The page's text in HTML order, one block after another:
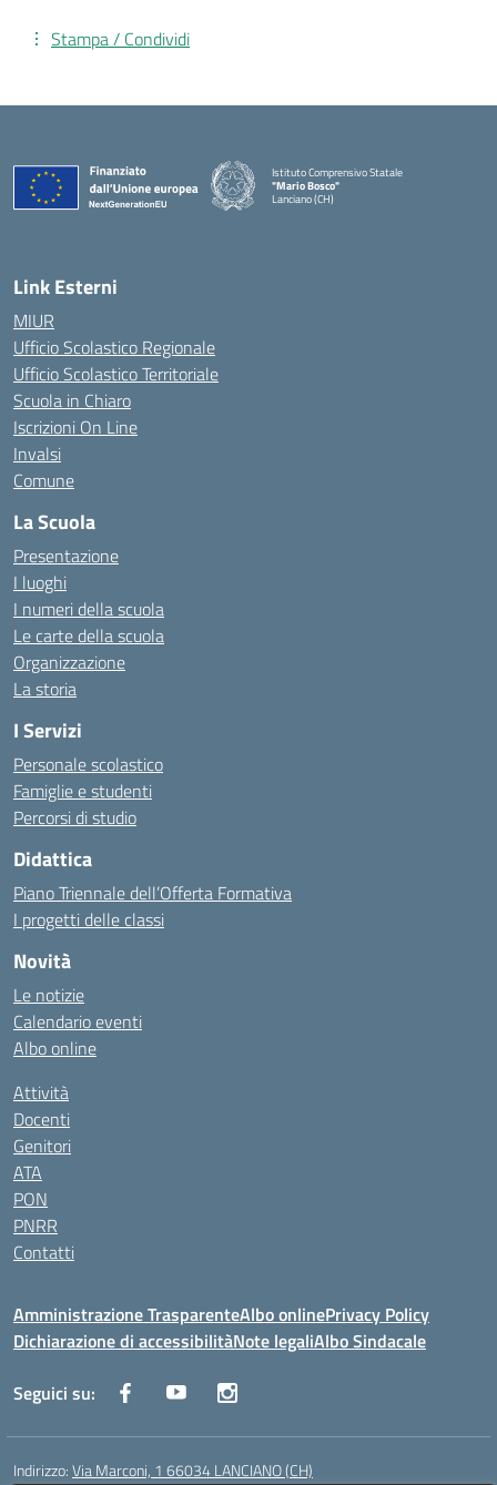
Stampa / Condividi
Istituto Comprensivo Statale
"Mario Bosco"
Lanciano (CH)
Link Esterni
MIUR
Ufficio Scolastico Regionale
Ufficio Scolastico Territoriale
Scuola in Chiaro
Iscrizioni On Line
Invalsi
Comune
La Scuola
Presentazione
I luoghi
I numeri della scuola
Le carte della scuola
Organizzazione
La storia
I Servizi
Personale scolastico
Famiglie e studenti
Percorsi di studio
Didattica
Piano Triennale dell’Offerta Formativa
I progetti delle classi
Novità
Le notizie
Calendario eventi
Albo online
Attività
Docenti
Genitori
ATA
PON
PNRR
Contatti
Amministrazione TrasparenteAlbo onlinePrivacy Policy
Dichiarazione di accessibilitàNote legaliAlbo Sindacale
Seguici su:
Indirizzo:Via Marconi, 1 66034 LANCIANO (CH)